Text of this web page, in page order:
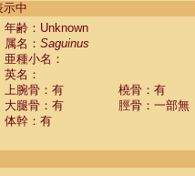
(0)
(1)
示中
年齢：Unknown
属名： Saguinus
亜種小名：
英名：
上腕骨：有
橈骨：有
大腿骨：有
脛骨：一部無
体幹：有